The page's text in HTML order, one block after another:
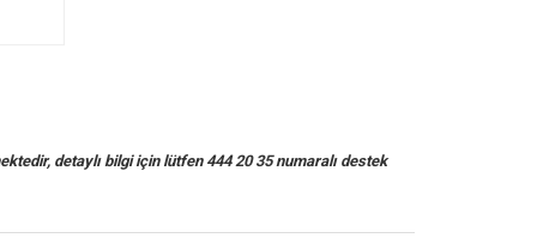
detaylı bilgi için lütfen 444 20 35 numaralı destek